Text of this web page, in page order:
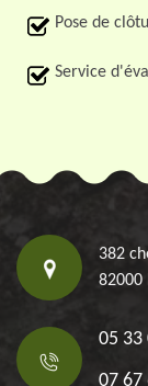
Pose de
Service
382
82000
05 33
07 67